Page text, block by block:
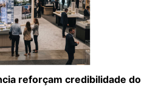
reforçam credibilidade do